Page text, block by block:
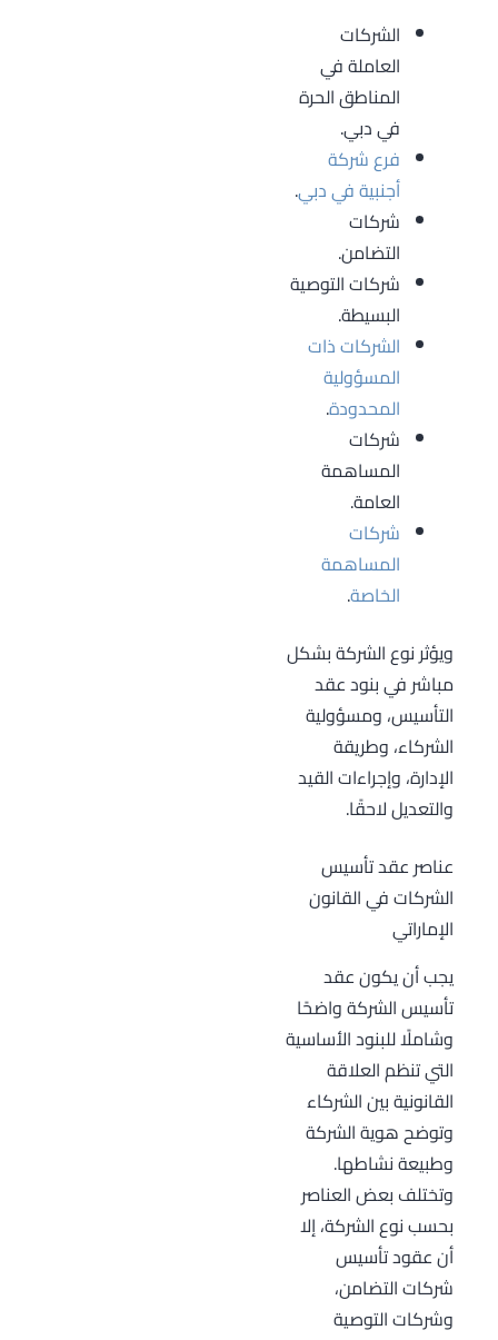
الشركات
العاملة في
المناطق الحرة
في دبي.
فرع شركة
أجنبية في دبي.
شركات
التضامن.
شركات التوصية
البسيطة.
الشركات ذات
المسؤولية
المحدودة.
شركات
المساهمة
العامة.
شركات
المساهمة
الخاصة.
ويؤثر نوع الشركة بشكل
مباشر في بنود عقد
التأسيس، ومسؤولية
الشركاء، وطريقة
الإدارة، وإجراءات القيد
والتعديل لاحقًا.
عناصر عقد تأسيس
الشركات في القانون
الإماراتي
يجب أن يكون عقد
تأسيس الشركة واضحًا
وشاملًا للبنود الأساسية
التي تنظم العلاقة
القانونية بين الشركاء
وتوضح هوية الشركة
وطبيعة نشاطها.
وتختلف بعض العناصر
بحسب نوع الشركة، إلا
أن عقود تأسيس
شركات التضامن،
وشركات التوصية